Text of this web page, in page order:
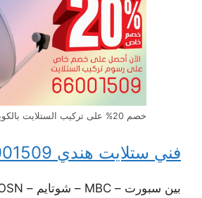
خصم 20% على تركيب الستلايت بالكويت 66001509
فني ستلايت هندي 66001509